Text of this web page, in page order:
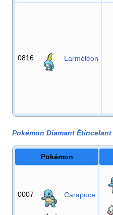
0816 Larméléon
Pokémon Diamant Étincelant
Pokémon
0007 Carapuce